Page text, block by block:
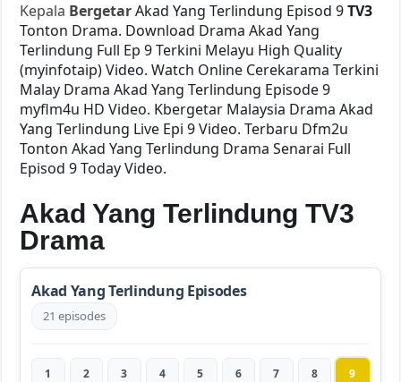
Kepala BergetarAkad Yang Terlindung Episod 9TV3
Tonton Drama. Download Drama Akad Yang
Terlindung Full Ep 9 Terkini Melayu High Quality
(myinfotaip) Video. Watch Online Cerekarama Terkini
Malay Drama Akad Yang Terlindung Episode 9
myflm4u HD Video. Kbergetar Malaysia Drama Akad
Yang Terlindung Live Epi 9 Video. Terbaru Dfm2u
Tonton Akad Yang Terlindung Drama Senarai Full
Episod 9 Today Video.
Akad Yang Terlindung TV3
Drama
Akad Yang Terlindung Episodes
21 episodes
1 2 3 4 5 6 7 8 9